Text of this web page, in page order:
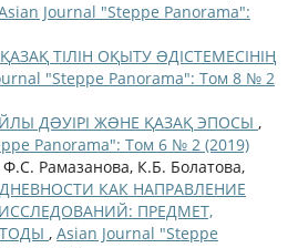
Journal "Steppe Panorama":
ҚАЗАҚ ТІЛІН ОҚЫТУ ƏДІСТЕМЕСІНІҢ
"Steppe Panorama": Том 8 № 2
ДƏУІРІ ЖƏНЕ ҚАЗАҚ ЭПОСЫ ,
Panorama": Том 6 № 2 (2019)
Рамазанова, К.Б. Болатова,
КАК НАПРАВЛЕНИЕ
ПРЕДМЕТ,
, Asian Journal "Steppe